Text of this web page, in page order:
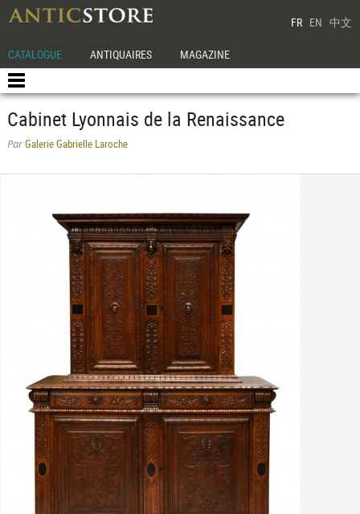
FR EN 中文
CATALOGUE ANTIQUAIRES MAGAZINE
Cabinet Lyonnais de la Renaissance
ParGalerie Gabrielle Laroche